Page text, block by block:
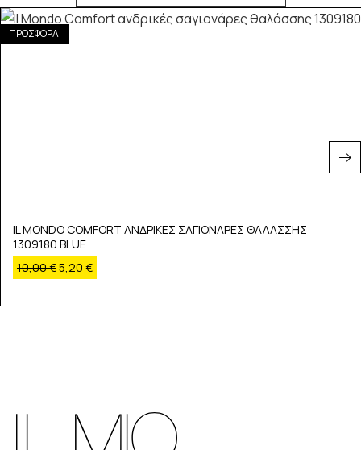
ΠΡΟΣΦΟΡΑ!
IL MONDO COMFORT ΑΝΔΡΙΚΕΣ ΣΑΓΙΟΝΑΡΕΣ ΘΑΛΑΣΣΗΣ
1309180 BLUE
10,00€5,20 €